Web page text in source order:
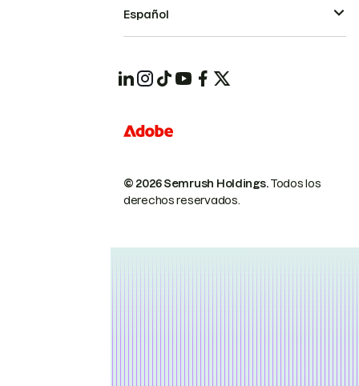
© 2026 Semrush Holdings.Todos los
derechos reservados.
Español